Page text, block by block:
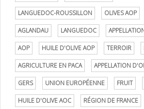
LANGUEDOC-ROUSSILLON OLIVES AOP
AGLANDAU LANGUEDOC
AOP HUILE D'OLIVE AOP TERROIR
AGRICULTURE EN PACA APPELLATION
GERS UNION EUROPÉENNE FRUIT
HUILE D'OLIVE AOC RÉGION DE FRANCE